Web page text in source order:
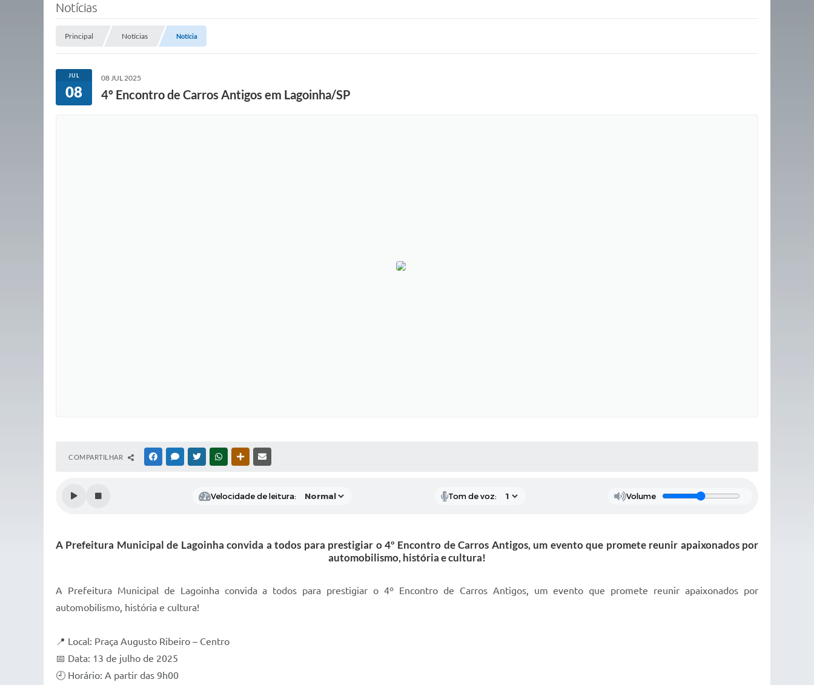
Notícias
Principal Notícias Notícia
JUL
08
08 JUL 2025
4º Encontro de Carros Antigos em Lagoinha/SP
COMPARTILHAR FACEBOOKMESSENGER
TWITTERWHATSAPPOUTRAS MÍDIAS
Velocidade de leitura: Tom de voz: Volume
A Prefeitura Municipal de Lagoinha convida a todos para prestigiar o 4º Encontro de Carros Antigos, um evento que promete reunir apaixonados por
automobilismo, história e cultura!
A Prefeitura Municipal de Lagoinha convida a todos para prestigiar o 4º Encontro de Carros Antigos, um evento que promete reunir apaixonados por
automobilismo, história e cultura!
📍 Local: Praça Augusto Ribeiro – Centro
📅 Data: 13 de julho de 2025
🕘 Horário: A partir das 9h00